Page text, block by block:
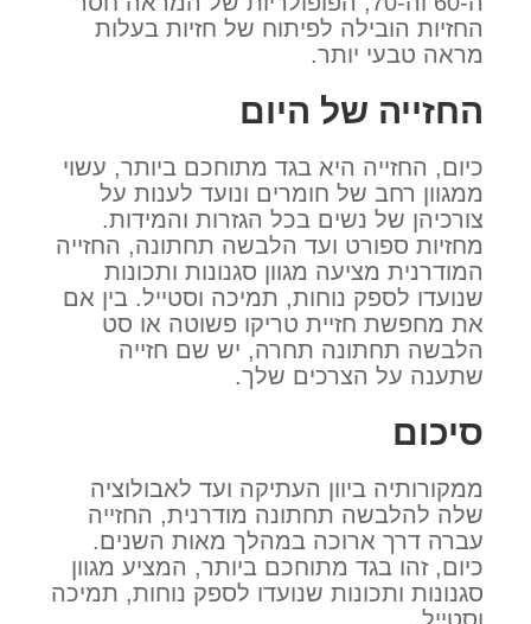
החזיות הובילה לפיתוח של חזיות בעלות
מראה טבעי יותר.
החזייה של היום
כיום, החזייה היא בגד מתוחכם ביותר, עשוי
ממגוון רחב של חומרים ונועד לענות על
צורכיהן של נשים בכל הגזרות והמידות.
מחזיות ספורט ועד הלבשה תחתונה, החזייה
המודרנית מציעה מגוון סגנונות ותכונות
שנועדו לספק נוחות, תמיכה וסטייל. בין אם
את מחפשת חזיית טריקו פשוטה או סט
הלבשה תחתונה תחרה, יש שם חזייה
שתענה על הצרכים שלך.
סיכום
ממקורותיה ביוון העתיקה ועד לאבולוציה
שלה להלבשה תחתונה מודרנית, החזייה
עברה דרך ארוכה במהלך מאות השנים.
כיום, זהו בגד מתוחכם ביותר, המציע מגוון
סגנונות ותכונות שנועדו לספק נוחות, תמיכה